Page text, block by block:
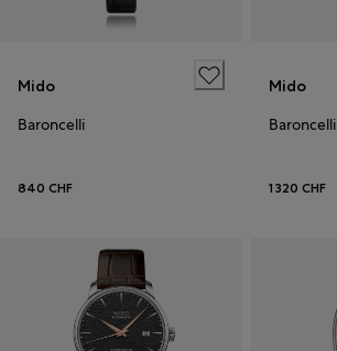
Mido
Baroncelli
840 CHF
Mido
Baroncelli
1 320 CHF